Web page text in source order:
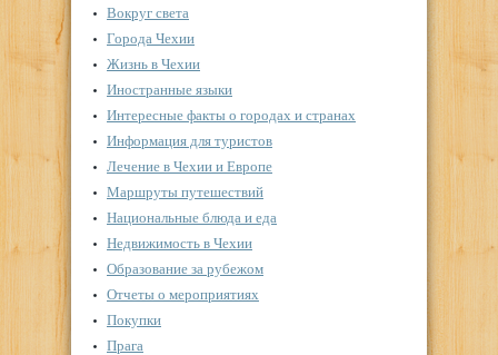
Вокруг света
Города Чехии
Жизнь в Чехии
Иностранные языки
Интересные факты о городах и странах
Информация для туристов
Лечение в Чехии и Европе
Маршруты путешествий
Национальные блюда и еда
Недвижимость в Чехии
Образование за рубежом
Отчеты о мероприятиях
Покупки
Прага